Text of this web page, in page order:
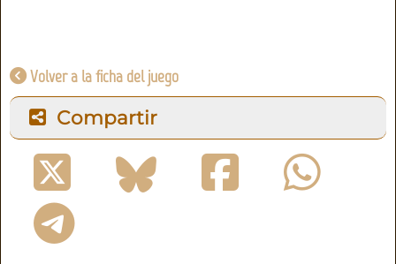
Volver a la ficha del juego
Compartir